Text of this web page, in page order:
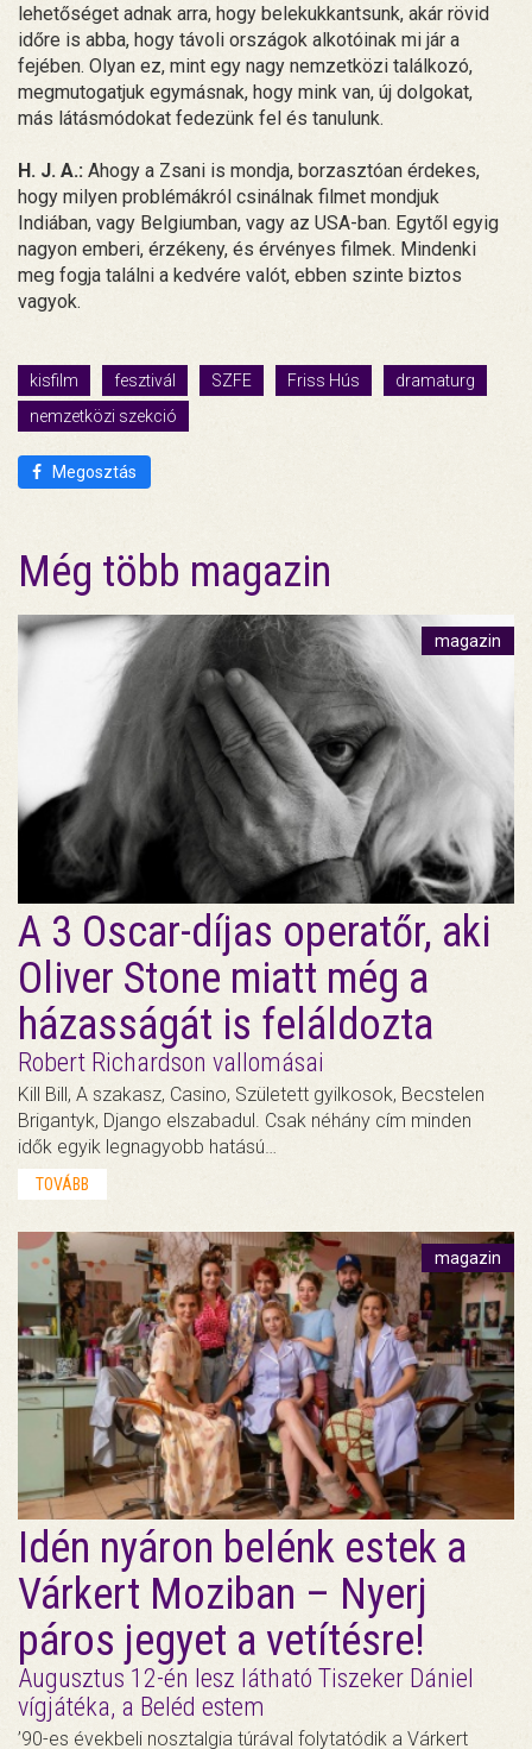
lehetőséget adnak arra, hogy belekukkantsunk, akár rövid
időre is abba, hogy távoli országok alkotóinak mi jár a
fejében. Olyan ez, mint egy nagy nemzetközi találkozó,
megmutogatjuk egymásnak, hogy mink van, új dolgokat,
más látásmódokat fedezünk fel és tanulunk.
H. J. A.: Ahogy a Zsani is mondja, borzasztóan érdekes,
hogy milyen problémákról csinálnak filmet mondjuk
Indiában, vagy Belgiumban, vagy az USA-ban. Egytől egyig
nagyon emberi, érzékeny, és érvényes filmek. Mindenki
meg fogja találni a kedvére valót, ebben szinte biztos
vagyok.
kisfilm fesztivál SZFE Friss Hús
dramaturg
nemzetközi szekció
Megosztás
Még több magazin
magazin
A 3 Oscar-díjas operatőr, aki
Oliver Stone miatt még a
házasságát is feláldozta
Robert Richardson vallomásai
Kill Bill, A szakasz, Casino, Született gyilkosok, Becstelen
Brigantyk, Django elszabadul. Csak néhány cím minden
idők egyik legnagyobb hatású…
TOVÁBB
magazin
Idén nyáron belénk estek a
Várkert Moziban – Nyerj
páros jegyet a vetítésre!
Augusztus 12-én lesz látható Tiszeker Dániel
vígjátéka, a Beléd estem
’90-es évekbeli nosztalgia túrával folytatódik a Várkert